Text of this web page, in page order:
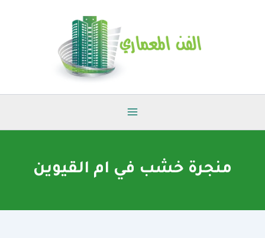
منجرة خشب في ام القيوين